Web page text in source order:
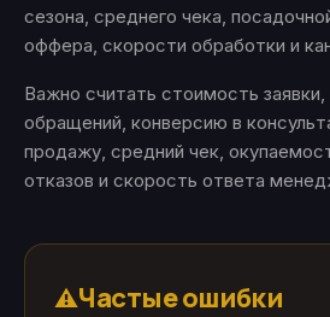
сезона, среднего чека,
оффера, скорости обработки и
Важно считать стоимость
обращений, конверсию в
продажу, средний чек,
отказов и скорость ответа
⚠️Частые ошибки